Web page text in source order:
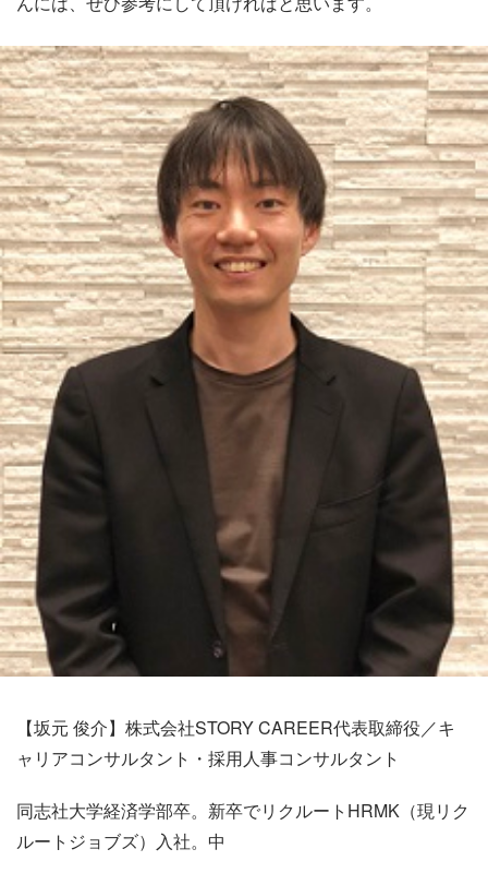
【坂元 俊介】株式会社STORY CAREER代表取締役／キ
ャリアコンサルタント・採用人事コンサルタント
同志社大学経済学部卒。新卒でリクルートHRMK（現リク
ルートジョブズ）入社。中